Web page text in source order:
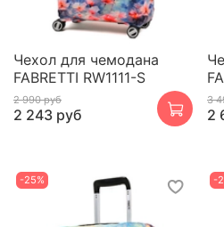
Чехол для чемодана
FABRETTI RW1111-S
2 990 руб
2 243 руб
3
2
-25% -